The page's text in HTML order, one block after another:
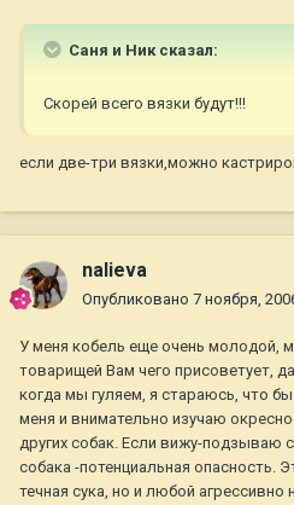
Саня и Ник сказал:
Скорей всего вязки будут!!!
если две-три вязки,можно
nalieva
Опубликовано 7 ноября,
У меня кобель еще очень молодой,
товарищей Вам чего присоветует,
когда мы гуляем, я стараюсь, что
меня и внимательно изучаю
других собак. Если вижу-подзываю
собака -потенциальная опасность.
течная сука, но и любой